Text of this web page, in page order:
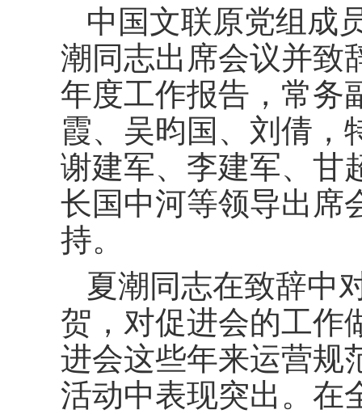
中国文联原党组成
潮同志出席会议并致
年度工作报告，常务
霞、吴昀国、刘倩，
谢建军、李建军、甘
长国中河等领导出席
持。
夏潮同志在致辞中
贺，对促进会的工作
进会这些年来运营规
活动中表现突出。在